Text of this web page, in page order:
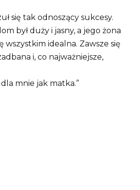
się tak odnoszący sukcesy.
był duży i jasny, a jego żona
wszystkim idealna. Zawsze się
i, co najważniejsze,
mnie jak matka.”